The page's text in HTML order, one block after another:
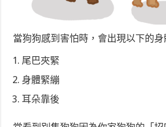
當狗狗感到害怕時，會出現以下的身
尾巴夾緊
身體緊繃
耳朵靠後